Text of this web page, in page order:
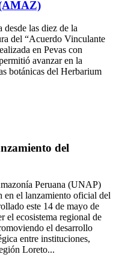
las diez de la
del “Acuerdo Vinculante
en Pevas con
avanzar en la
botánicas del Herbarium
del
Peruana (UNAP)
en el lanzamiento oficial del
este 14 de mayo de
el ecosistema regional de
el desarrollo
entre instituciones,
Loreto...